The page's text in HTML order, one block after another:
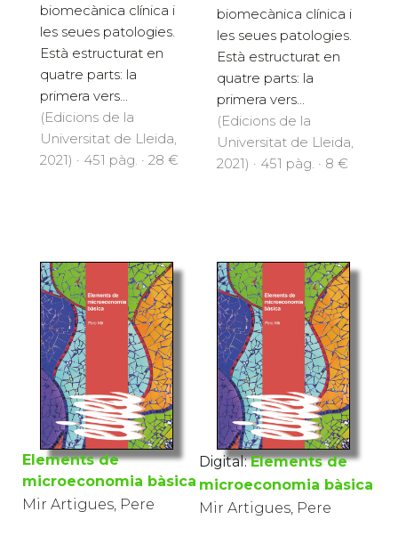
biomecànica clínica i
les seues patologies.
Està estructurat en
quatre parts: la
primera vers...
(Edicions de la
Universitat de Lleida,
2021) · 451 pàg. · 28 €
biomecànica clínica i
les seues patologies.
Està estructurat en
quatre parts: la
primera vers...
(Edicions de la
Universitat de Lleida,
2021) · 451 pàg. · 8 €
Elements de
microeconomia bàsica
Digital: Elements de
Mir Artigues, Pere